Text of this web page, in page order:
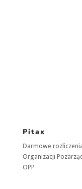
Pitax
Darmowe
Organizacji
OPP